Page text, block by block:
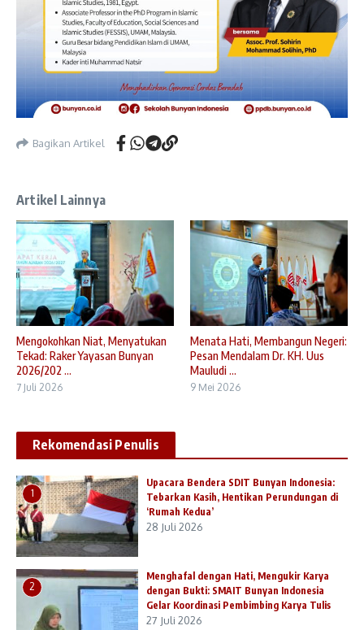
Bagikan Artikel
Artikel Lainnya
Mengokohkan Niat, Menyatukan
Tekad: Raker Yayasan Bunyan
2026/202 ...
7 Juli 2026
Menata Hati, Membangun Negeri:
Pesan Mendalam Dr. KH. Uus
Mauludi ...
9 Mei 2026
Rekomendasi Penulis
1
Upacara Bendera SDIT Bunyan Indonesia:
Tebarkan Kasih, Hentikan Perundungan di
‘Rumah Kedua’
28 Juli 2026
2
Menghafal dengan Hati, Mengukir Karya
dengan Bukti: SMAIT Bunyan Indonesia
Gelar Koordinasi Pembimbing Karya Tulis
27 Juli 2026